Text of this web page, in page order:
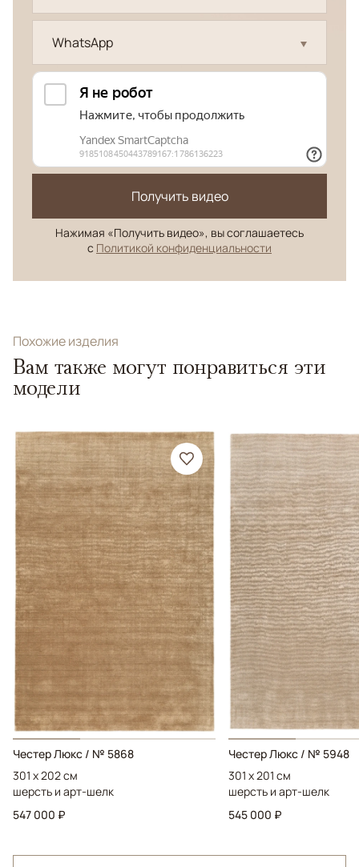
WhatsApp
Получить видео
Нажимая «Получить видео», вы соглашаетесь
с Политикой конфиденциальности
Похожие изделия
Вам также могут понравиться эти
модели
Честер Люкс / № 5868
301 x 202 см
шерсть и арт-шелк
547 000 ₽
Честер Люкс / № 5948
301 x 201 см
шерсть и арт-шелк
545 000 ₽